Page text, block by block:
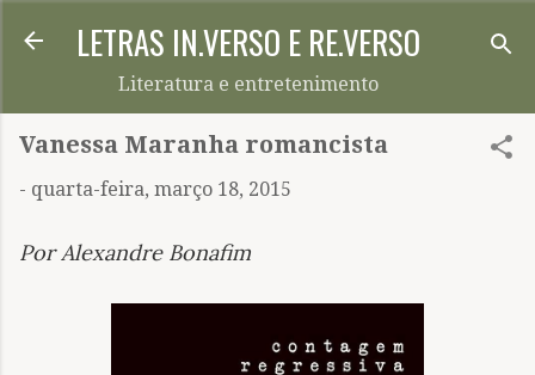
Pular para o conteúdo principal
LETRAS IN.VERSO E RE.VERSO
Literatura e entretenimento
Vanessa Maranha romancista
- quarta-feira, março 18, 2015
Por Alexandre Bonafim